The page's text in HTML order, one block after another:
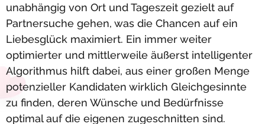
unabhängig von Ort und Tageszeit gezielt auf
Partnersuche gehen, was die Chancen auf ein
Liebesglück maximiert. Ein immer weiter
optimierter und mittlerweile äußerst intelligenter
Algorithmus hilft dabei, aus einer großen Menge
potenzieller Kandidaten wirklich Gleichgesinnte
zu finden, deren Wünsche und Bedürfnisse
optimal auf die eigenen zugeschnitten sind.